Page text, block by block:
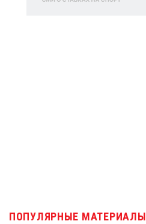
ПОПУЛЯРНЫЕ МАТЕРИАЛЫ